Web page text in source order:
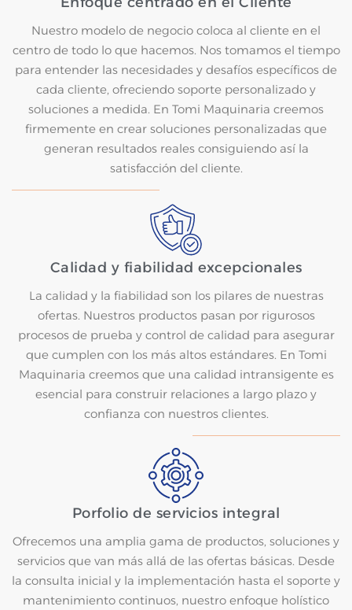
Nuestro modelo de negocio coloca al cliente en el
centro de todo lo que hacemos. Nos tomamos el tiempo
para entender las necesidades y desafíos específicos de
cada cliente, ofreciendo soporte personalizado y
soluciones a medida. En Tomi Maquinaria creemos
firmemente en crear soluciones personalizadas que
generan resultados reales consiguiendo así la
satisfacción del cliente.
Calidad y fiabilidad excepcionales
La calidad y la fiabilidad son los pilares de nuestras
ofertas. Nuestros productos pasan por rigurosos
procesos de prueba y control de calidad para asegurar
que cumplen con los más altos estándares. En Tomi
Maquinaria creemos que una calidad intransigente es
esencial para construir relaciones a largo plazo y
confianza con nuestros clientes.
Porfolio de servicios integral
Ofrecemos una amplia gama de productos, soluciones y
servicios que van más allá de las ofertas básicas. Desde
la consulta inicial y la implementación hasta el soporte y
mantenimiento continuos, nuestro enfoque holístico